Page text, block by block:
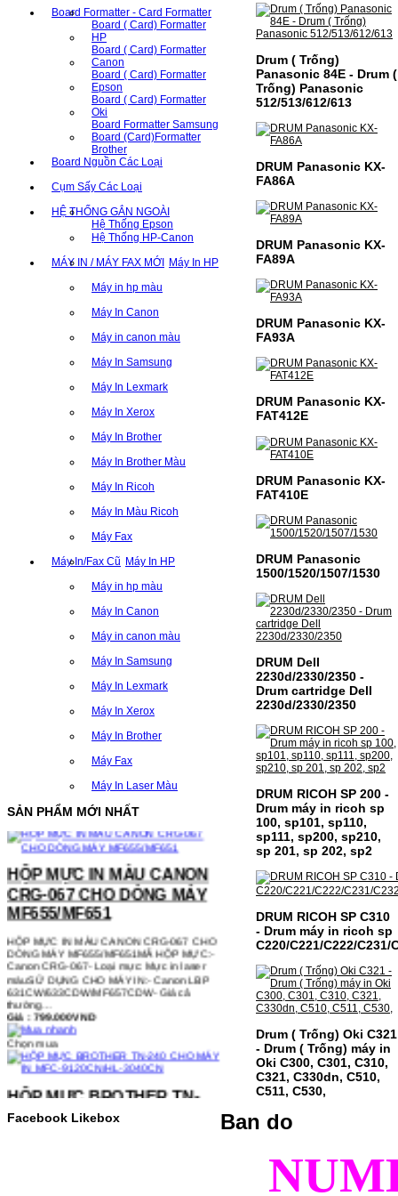
Board Formatter - Card Formatter
Board ( Card) Formatter
HP
Board ( Card) Formatter
Canon
Board ( Card) Formatter
Epson
Board ( Card) Formatter
Oki
Board Formatter Samsung
Board (Card)Formatter
Brother
Board Nguồn Các Loại
Cụm Sấy Các Loại
HỆ THỐNG GẮN NGOÀI
Hệ Thống Epson
Hệ Thống HP-Canon
MÁY IN / MÁY FAX MỚI Máy In HP
Máy in hp màu
Máy In Canon
Máy in canon màu
Máy In Samsung
Máy In Lexmark
Máy In Xerox
Máy In Brother
Máy In Brother Màu
Máy In Ricoh
Máy In Màu Ricoh
Máy Fax
Máy In/Fax Cũ Máy In HP
Máy in hp màu
Máy In Canon
Máy in canon màu
Máy In Samsung
Máy In Lexmark
Máy In Xerox
Máy In Brother
Máy Fax
Máy In Laser Màu
SẢN PHẨM MỚI NHẤT
CỤM DRUM CANON NPG-
2002/2202
MÁY IR 2002/2202MÃ CỤM DRUM:- Hộp
PhotocopySỬ DỤNG CHO MÁY IN:- Canon
hàng thường xuyên…
HỘP MỰC IN MÀU CANON
CRG-067 CHO DÒNG MÁY
MF655/MF651
HỘP MỰC IN MÀU CANON CRG-067 CHO
Canon CRG-067- Loại mực: Mực in laser
màuSỬ DỤNG CHO MÁY IN:- Canon LBP
631CW/633CDW/MF657CDW- Giá cả
thường…
Giá : 799.000VND
Chọn mua
HỘP MỰC BROTHER TN-
240 CHO MÁY IN MFC-
9120CN/HL-3040CN
Facebook Likebox
Drum ( Trống)
Panasonic 84E - Drum (
Trống) Panasonic
512/513/612/613
DRUM Panasonic KX-
FA86A
DRUM Panasonic KX-
FA89A
DRUM Panasonic KX-
FA93A
DRUM Panasonic KX-
FAT412E
DRUM Panasonic KX-
FAT410E
DRUM Panasonic
1500/1520/1507/1530
DRUM Dell
2230d/2330/2350 -
Drum cartridge Dell
2230d/2330/2350
DRUM RICOH SP 200 -
Drum máy in ricoh sp
100, sp101, sp110,
sp111, sp200, sp210,
sp 201, sp 202, sp2
DRUM RICOH SP C310
- Drum máy in ricoh sp
C220/C221/C222/C231/
Drum ( Trống) Oki C321
- Drum ( Trống) máy in
Oki C300, C301, C310,
C321, C330dn, C510,
C511, C530,
Ban do